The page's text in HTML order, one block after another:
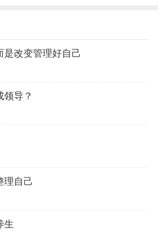
是改变管理好自己
领导？
理自己
生